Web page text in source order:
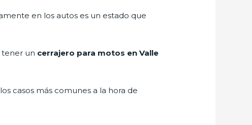
en los autos es un estado que
tener un cerrajero para motos en Valle
casos más comunes a la hora de